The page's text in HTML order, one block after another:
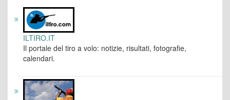
ILTIRO.IT
Il portale del tiro a volo: notizie, risultati, fotografie,
calendari.